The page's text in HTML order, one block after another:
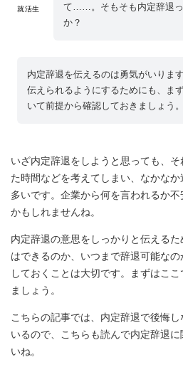
就活生
て……。そもそも内定辞退っ
か？
内定辞退を伝えるのは勇気がいりま
伝えられるようにするためにも、ま
いて前提から確認しておきましょう。
いざ内定辞退をしようと思っても、
た時間などを考えてしまい、なかな
多いです。企業から何を言われるか
かもしれませんね。
内定辞退の意思をしっかりと伝える
はできるのか、いつまで辞退可能な
しておくことは大切です。まずはこ
ましょう。
こちらの記事では、内定辞退で後悔
いるので、こちらも読んで内定辞退
いね。